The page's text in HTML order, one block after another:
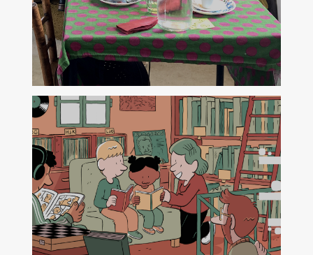
Du Rhône au Robinet
Un parcours pour agir
samedi 29 août 2026